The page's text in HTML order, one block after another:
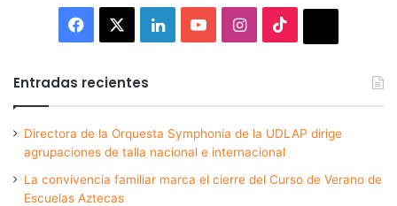
Facebook LinkedInYouTubeInstagram
Entradas recientes
Directora de la Orquesta Symphonia de la UDLAP dirige
agrupaciones de talla nacional e internacional
La convivencia familiar marca el cierre del Curso de Verano de
Escuelas Aztecas